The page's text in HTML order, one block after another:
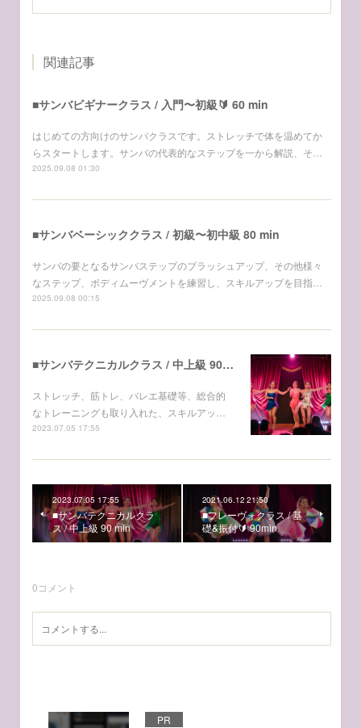
関連記事
■サンバビギナークラス / 入門〜初級🔰 60 min
はじめての方向けのサンバクラスです。ストレッチで体を温めてか
らスタートします。サンバの代表的なステップを一から解説、そ…
2025.09.08 01:30
■サンバベーシッククラス / 初級〜初中級 80 min
サンバの要となるサンバステップのブラッシュアップ、その他様々
なステップ、ボディムーヴメントを練習し、スキルアップを目指…
2025.09.08 00:15
■サンバテクニカルクラス / 中上級 90 min
ストレッチ、筋トレ、バレエ基礎等、総合的
なトレーニングも取り入れた、スキルアッ…
2023.07.05 17:55
2023.07.05 17:55
■サンバテクニカルクラ
ス / 中上級 90 min
2021.06.12 21:50
■フレーヴォクラス / 基
礎&振付🔰 90min
0コメント
PR